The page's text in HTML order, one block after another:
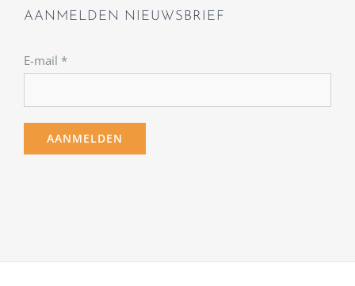
AANMELDEN NIEUWSBRIEF
E-mail *